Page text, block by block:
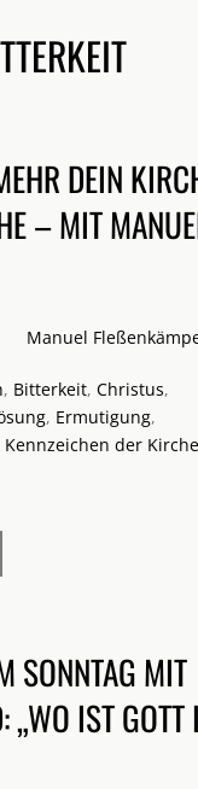
DEIN
– MIT
Manuel
, Bitterkeit, Christus,
, Ermutigung,
Kennzeichen der Kirche
SONNTAG MIT
„WO IST GOTT